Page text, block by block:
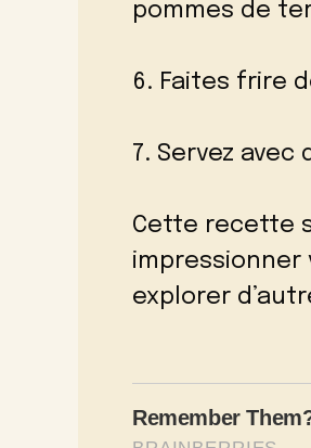
pommes de
6. Faites frire
7. Servez
Cette recette
impressionner
explorer